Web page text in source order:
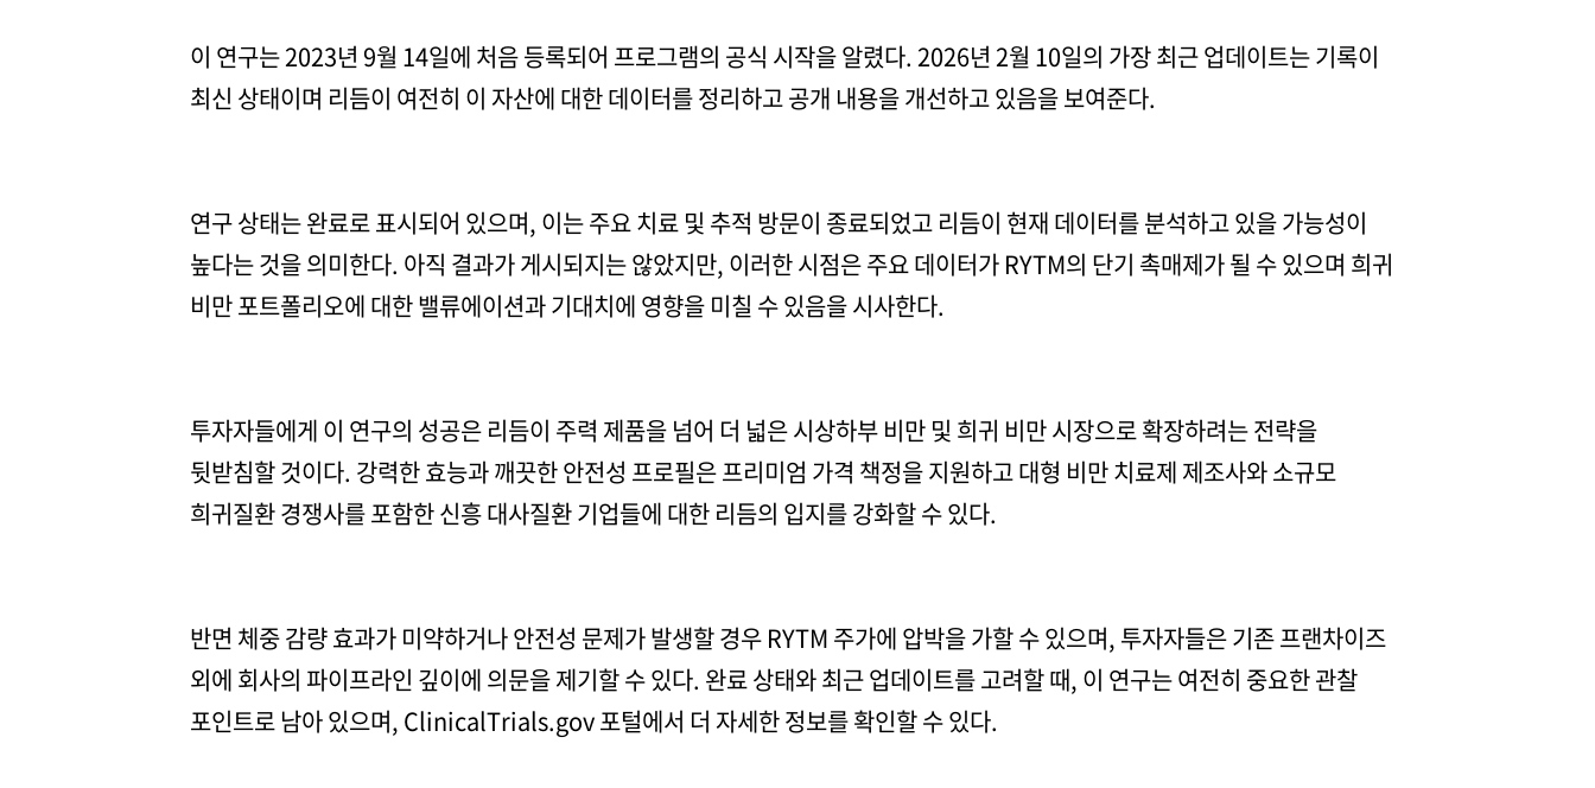
이 연구는 2023년 9월 14일에 처음 등록되어 프로그램의 공식 시작을 알렸다. 2026년 2월 10일의 가장 최근 업데이트는 기록이
최신 상태이며 리듬이 여전히 이 자산에 대한 데이터를 정리하고 공개 내용을 개선하고 있음을 보여준다.
연구 상태는 완료로 표시되어 있으며, 이는 주요 치료 및 추적 방문이 종료되었고 리듬이 현재 데이터를 분석하고 있을 가능성이
높다는 것을 의미한다. 아직 결과가 게시되지는 않았지만, 이러한 시점은 주요 데이터가 RYTM의 단기 촉매제가 될 수 있으며 희귀
비만 포트폴리오에 대한 밸류에이션과 기대치에 영향을 미칠 수 있음을 시사한다.
투자자들에게 이 연구의 성공은 리듬이 주력 제품을 넘어 더 넓은 시상하부 비만 및 희귀 비만 시장으로 확장하려는 전략을
뒷받침할 것이다. 강력한 효능과 깨끗한 안전성 프로필은 프리미엄 가격 책정을 지원하고 대형 비만 치료제 제조사와 소규모
희귀질환 경쟁사를 포함한 신흥 대사질환 기업들에 대한 리듬의 입지를 강화할 수 있다.
반면 체중 감량 효과가 미약하거나 안전성 문제가 발생할 경우 RYTM 주가에 압박을 가할 수 있으며, 투자자들은 기존 프랜차이즈
외에 회사의 파이프라인 깊이에 의문을 제기할 수 있다. 완료 상태와 최근 업데이트를 고려할 때, 이 연구는 여전히 중요한 관찰
포인트로 남아 있으며, ClinicalTrials.gov 포털에서 더 자세한 정보를 확인할 수 있다.